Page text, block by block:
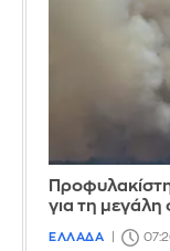
για τη μεγάλη
ΕΛΛΑΔΑ